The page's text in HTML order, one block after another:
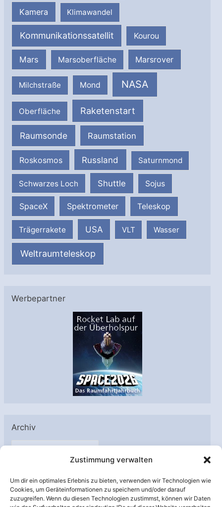
Zustimmung verwalten
Um dir ein optimales Erlebnis zu bieten, verwenden wir Technologien wie
Cookies, um Geräteinformationen zu speichern und/oder darauf
zuzugreifen. Wenn du diesen Technologien zustimmst, können wir Daten
Kamera Klimawandel
Kommunikationssatellit Kourou
Mars Marsoberfläche Marsrover
Milchstraße Mond NASA
Oberfläche Raketenstart
Raumsonde Raumstation
Roskosmos Russland Saturnmond
Schwarzes Loch Shuttle Sojus
SpaceX Spektrometer Teleskop
Trägerrakete USA VLT Wasser
Weltraumteleskop
Werbepartner
Archiv
A
h
i
Unterstützt von: